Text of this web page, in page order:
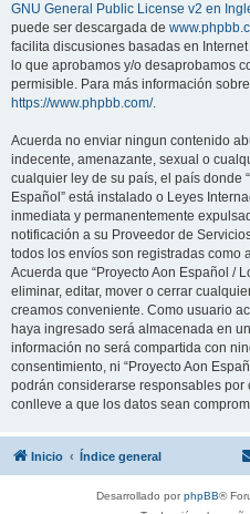
GNU General Public License v2 en
puede ser descargada de
facilita discusiones basadas en
lo que aprobamos y/o desaprobamos
permisible. Para más información
https://www.phpbb.com/.
Acuerda no enviar ningun contenido
indecente, amenazante, sexual o
cualquier ley de su país, el país donde
Español” está instalado o Leyes
inmediata y permanentemente
notificación a su Proveedor de
todos los envíos son registradas como
Acuerda que “Proyecto Aon Español /
eliminar, editar, mover o cerrar
creamos conveniente. Como usuario
haya ingresado será almacenada en
información no será compartida con
consentimiento, ni “Proyecto Aon
podrán considerarse responsables
conlleve a que los datos sean
Inicio Índice general
Desarrollado porphpBB®